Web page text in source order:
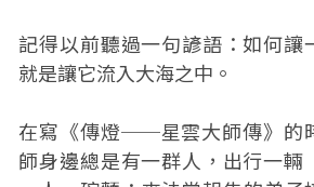
記得以前聽過一句諺語：如何讓
就是讓它流入大海之中。
在寫《傳燈──星雲大師傳》的
師身邊總是有一群人，出行一輛